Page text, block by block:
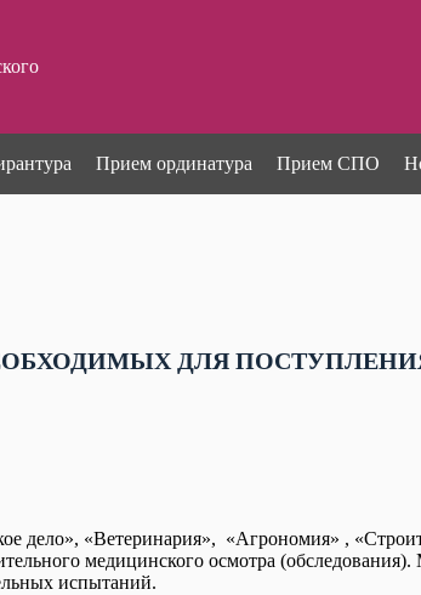
Прием ординатура Прием СПО
ДЛЯ
дело», «Ветеринария», «Агрономия» ,
медицинского осмотра (обследования).
испытаний.